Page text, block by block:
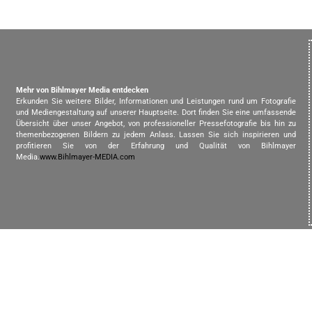
Mehr von Bihlmayer Media entdecken
Erkunden Sie weitere Bilder, Informationen und Leistungen rund um Fotografie
und Mediengestaltung auf unserer Hauptseite. Dort finden Sie eine umfassende
Übersicht über unser Angebot, von professioneller Pressefotografie bis hin zu
themenbezogenen Bildern zu jedem Anlass. Lassen Sie sich inspirieren und
profitieren Sie von der Erfahrung und Qualität von Bihlmayer
Media.www.Bihlmayer-MEDIA.com